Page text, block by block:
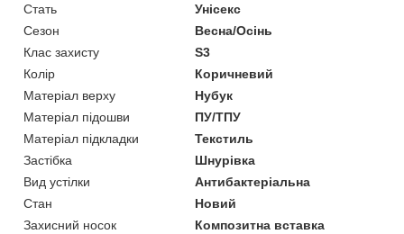
Стать
Унісекс
Сезон
Весна/Осінь
Клас захисту
S3
Колір
Коричневий
Матеріал верху
Нубук
Матеріал підошви
ПУ/ТПУ
Матеріал підкладки
Текстиль
Застібка
Шнурівка
Вид устілки
Антибактеріальна
Стан
Новий
Захисний носок
Композитна вставка